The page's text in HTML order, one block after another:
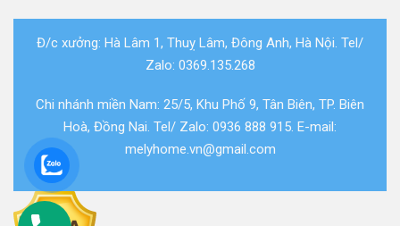
Đ/c xưởng: Hà Lâm 1, Thuỵ Lâm, Đông Anh, Hà Nội. Tel/
Zalo: 0369.135.268
Chi nhánh miền Nam: 25/5, Khu Phố 9, Tân Biên, TP. Biên
Hoà, Đồng Nai. Tel/ Zalo: 0936 888 915. E-mail:
melyhome.vn@gmail.com